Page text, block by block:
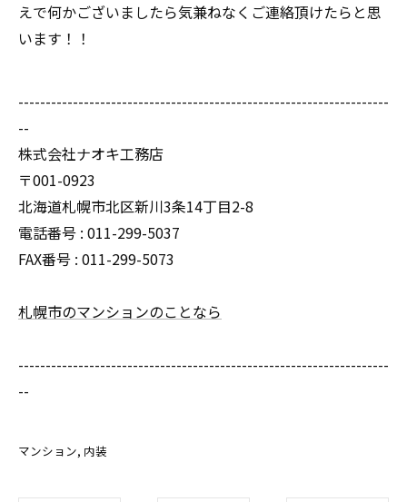
えで何かございましたら気兼ねなくご連絡頂けたらと思
います！！
--------------------------------------------------------------------
--
株式会社ナオキ工務店
〒001-0923
北海道札幌市北区新川3条14丁目2-8
電話番号 : 011-299-5037
FAX番号 : 011-299-5073
札幌市のマンションのことなら
--------------------------------------------------------------------
--
マンション 内装